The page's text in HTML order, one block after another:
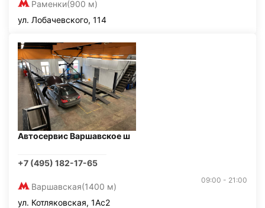
Раменки(900 м)
ул. Лобачевского, 114
Автосервис Варшавское ш
+7 (495) 182-17-65
Варшавская(1400 м)
09:00 - 21:00
ул. Котляковская, 1Ас2